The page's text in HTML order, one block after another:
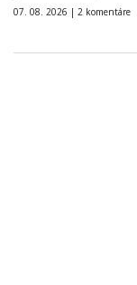
07. 08. 2026 | 2 komentáre